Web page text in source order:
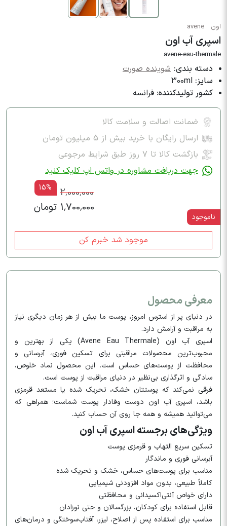
اون avene
اسپری آب اون
avene-eau-thermale
دسته بندی: شوینده صورت
سایز: 300ml
کشور تولیدکننده: فرانسه
ضمانت اصالت و سلامت کالا
ارسال رایگان با خرید بیش از 5 میلیون تومان
بازگشت کالا تا ۷ روز طبق شرایط مرجوعی
جهت دریافت مشاوره در واتس اپ کلیک کنید
2,000,000
15%
1,700,000 تومان
ناموجود
موجود شد خبرم کن
معرفی محصول
در دنیای پر از استرس امروز، پوست ما بیش از هر زمان دیگری نیاز
به مراقبت و آرامش دارد.
اسپری آب اون (Avene Eau Thermale) یکی از بهترین و
محبوب‌ترین محصولات مراقبتی برای تسکین فوری، آبرسانی و
محافظت از پوست‌های حساس است. این محصول نماد خلوص،
سادگی و اثرگذاری بی‌نظیر در دنیای مراقبت از پوست است.
فرقی نمی‌کند که پوستتان خشک، تحریک شده یا مستعد قرمزی
باشد، اسپری آب اون دوست وفادار پوست شماست؛ همراهی که
می‌توانید همیشه و همه جا روی آن حساب کنید.
ویژگی‌های برجسته اسپری آب اون
تسکین سریع التهاب و قرمزی پوست
آبرسانی فوری و ماندگار
مناسب برای پوست‌های حساس، خشک و تحریک شده
کاملاً طبیعی، بدون مواد افزودنی شیمیایی
دارای خواص آنتی‌اکسیدانی و محافظتی
قابل استفاده برای کودکان، بزرگسالان و حتی نوزادان
مناسب برای استفاده پس از اصلاح، لیزر، آفتاب‌سوختگی و درمان‌های